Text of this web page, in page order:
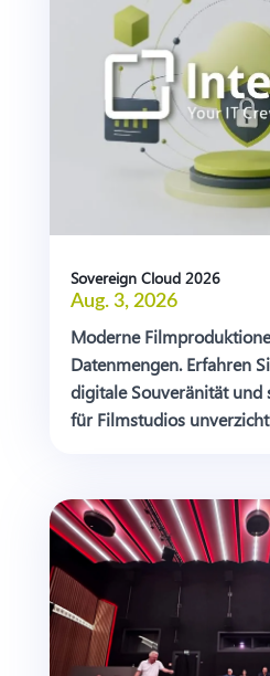
Sovereign Cloud 2026
Aug. 3, 2026
Moderne
Datenmengen. Erfahren
digitale Souveränität und
für Filmstudios